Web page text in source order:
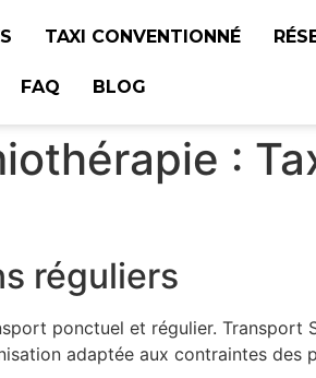
TAXI CONVENTIONNÉ
FAQ BLOG
:
réguliers
ponctuel et régulier. Transport
adaptée aux contraintes des